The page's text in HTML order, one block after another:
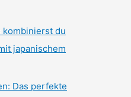
du
japanischem
Das perfekte